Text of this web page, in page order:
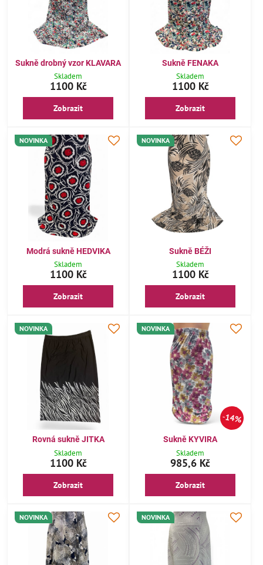
Sukně drobný vzor KLAVARA
Skladem
1100 Kč
Zobrazit
Sukně FENAKA
Skladem
1100 Kč
Zobrazit
NOVINKA
Modrá sukně HEDVIKA
Skladem
1100 Kč
Zobrazit
NOVINKA
Sukně BÉŽI
Skladem
1100 Kč
Zobrazit
NOVINKA
Rovná sukně JITKA
Skladem
1100 Kč
Zobrazit
14%
NOVINKA
Sukně KYVIRA
Skladem
985,6 Kč
Zobrazit
NOVINKA NOVINKA